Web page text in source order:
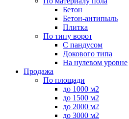
Бетон
Бетон-антипыль
Плитка
По типу ворот
С пандусом
Докового типа
На нулевом уровне
Продажа
По площади
до 1000 м2
до 1500 м2
до 2000 м2
до 3000 м2